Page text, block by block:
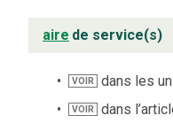
aire de service(s)
VOIR dans les
VOIR dans